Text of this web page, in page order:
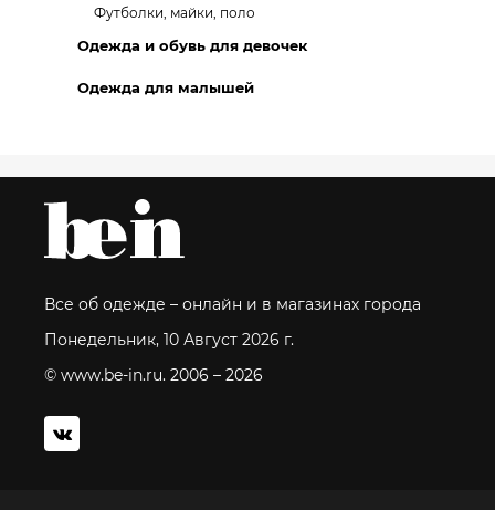
Футболки, майки, поло
Одежда и обувь для девочек
Одежда для малышей
Все об одежде – онлайн и в магазинах города
Понедельник, 10 Август 2026 г.
© www.be-in.ru. 2006 – 2026